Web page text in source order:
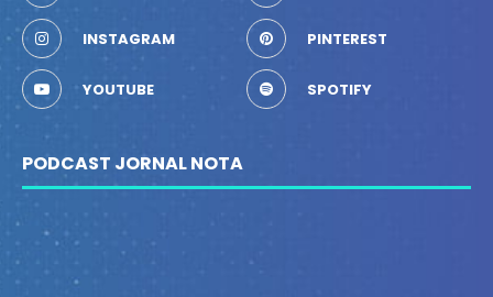
INSTAGRAM PINTEREST
YOUTUBE SPOTIFY
PODCAST JORNAL NOTA